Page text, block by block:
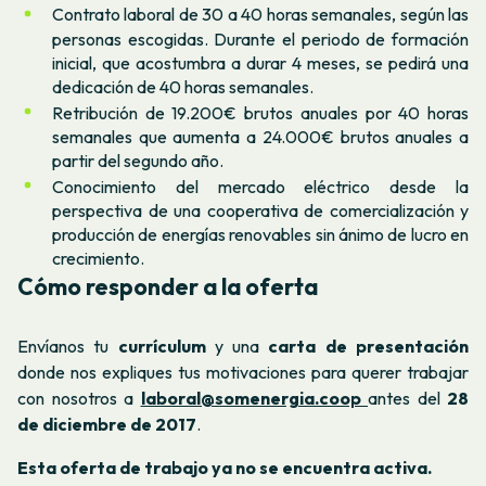
Contrato laboral de 30 a 40 horas semanales, según las
personas escogidas. Durante el periodo de formación
inicial, que acostumbra a durar 4 meses, se pedirá una
dedicación de 40 horas semanales.
Retribución de 19.200€ brutos anuales por 40 horas
semanales que aumenta a 24.000€ brutos anuales a
partir del segundo año.
Conocimiento del mercado eléctrico desde la
perspectiva de una cooperativa de comercialización y
producción de energías renovables sin ánimo de lucro en
crecimiento.
Cómo responder a la oferta
Envíanos tu currículumy una carta de presentación
donde nos expliques tus motivaciones para querer trabajar
con nosotros a laboral@somenergia.coop antes del 28
de diciembre de 2017.
Esta oferta de trabajo ya no se encuentra activa.